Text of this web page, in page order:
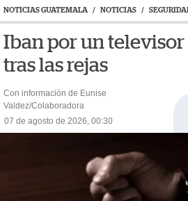
NOTICIAS GUATEMALA / NOTICIAS /
Iban por un
tras las rejas
Con información de Eunise
Valdez/Colaboradora
07 de agosto de 2026, 00:30